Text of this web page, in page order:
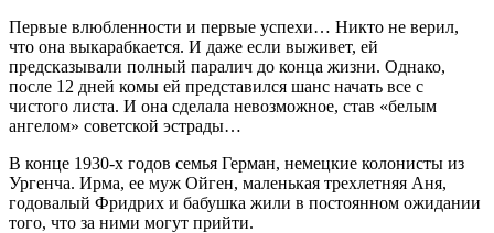
Первые влюбленности и первые успехи… Никто не верил,
что она выкарабкается. И даже если выживет, ей
предсказывали полный паралич до конца жизни. Однако,
после 12 дней комы ей представился шанс начать все с
чистого листа. И она сделала невозможное, став «белым
ангелом» советской эстрады…
В конце 1930-х годов семья Герман, немецкие колонисты из
Ургенча. Ирма, ее муж Ойген, маленькая трехлетняя Аня,
годовалый Фридрих и бабушка жили в постоянном ожидании
того, что за ними могут прийти.